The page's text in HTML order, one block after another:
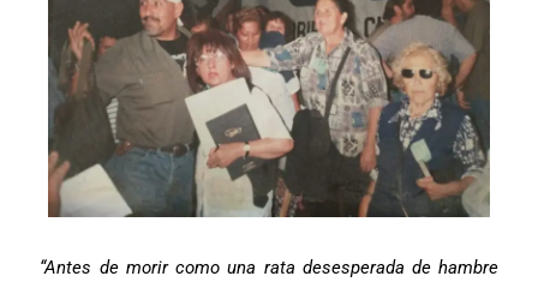
“Antes de morir como una rata desesperada de hambre